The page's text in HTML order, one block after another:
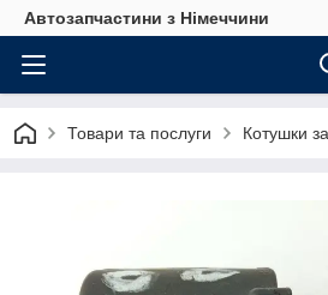
Автозапчастини з Німеччини
Товари та послуги Котушки